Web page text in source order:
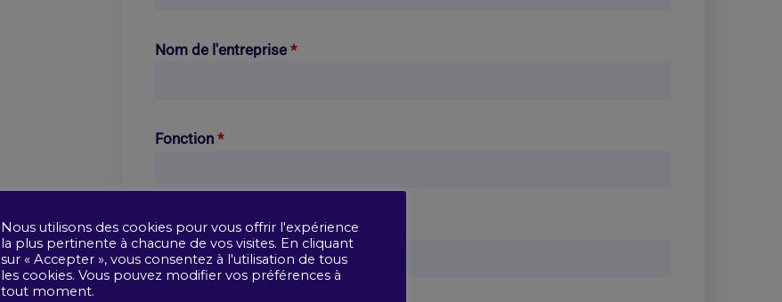
Nom de l'entreprise *
Fonction *
E-mail*
Nous utilisons des cookies pour vous offrir l'expérience
la plus pertinente à chacune de vos visites. En cliquant
sur « Accepter », vous consentez à l'utilisation de tous
les cookies. Vous pouvez modifier vos préférences à
tout moment.